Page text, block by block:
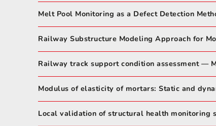
Melt Pool Monitoring as a Defect Detection
Railway Substructure Modeling Approach for
Railway track support condition assessment —
Modulus of elasticity of mortars: Static and
Local validation of structural health monitoring